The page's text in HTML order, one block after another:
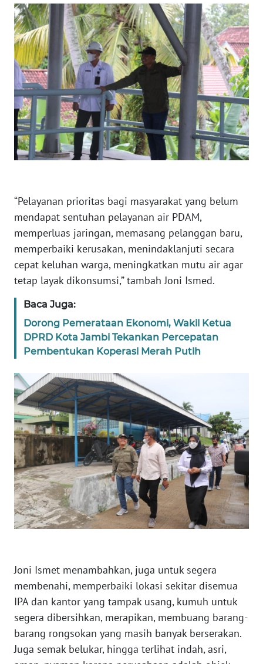
“Pelayanan prioritas bagi masyarakat yang belum
mendapat sentuhan pelayanan air PDAM,
memperluas jaringan, memasang pelanggan baru,
memperbaiki kerusakan, menindaklanjuti secara
cepat keluhan warga, meningkatkan mutu air agar
tetap layak dikonsumsi,” tambah Joni Ismed.
Baca Juga:
Dorong Pemerataan Ekonomi, Wakil Ketua
DPRD Kota Jambi Tekankan Percepatan
Pembentukan Koperasi Merah Putih
Joni Ismet menambahkan, juga untuk segera
membenahi, memperbaiki lokasi sekitar disemua
IPA dan kantor yang tampak usang, kumuh untuk
segera dibersihkan, merapikan, membuang barang-
barang rongsokan yang masih banyak berserakan.
Juga semak belukar, hingga terlihat indah, asri,
WN
NTT
WN
KEPRI
WN
PAPUA
WN
PAPUA
BARAT
RIAU
WN
SERAMBI
WN
WN
SULTRA
NTB
WN
SULTENG
WN
SULBAR
WN
BABEL
WN
SUMSEL
BENGKULU